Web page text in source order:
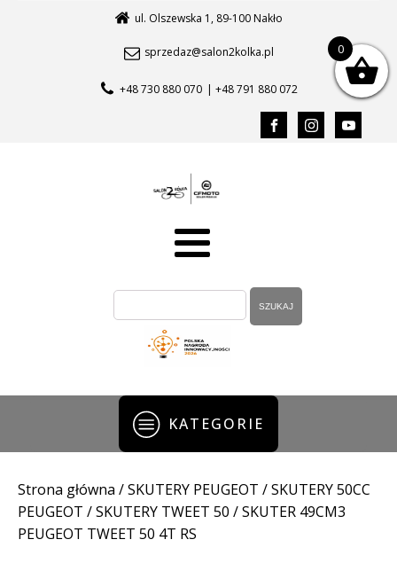
ul. Olszewska 1, 89-100 Nakło
sprzedaz@salon2kolka.pl
+48 730 880 070 | +48 791 880 072
KATEGORIE
Strona główna /SKUTERY PEUGEOT /SKUTERY 50CC
PEUGEOT /SKUTERY TWEET 50 / SKUTER 49CM3
PEUGEOT TWEET 50 4T RS
0